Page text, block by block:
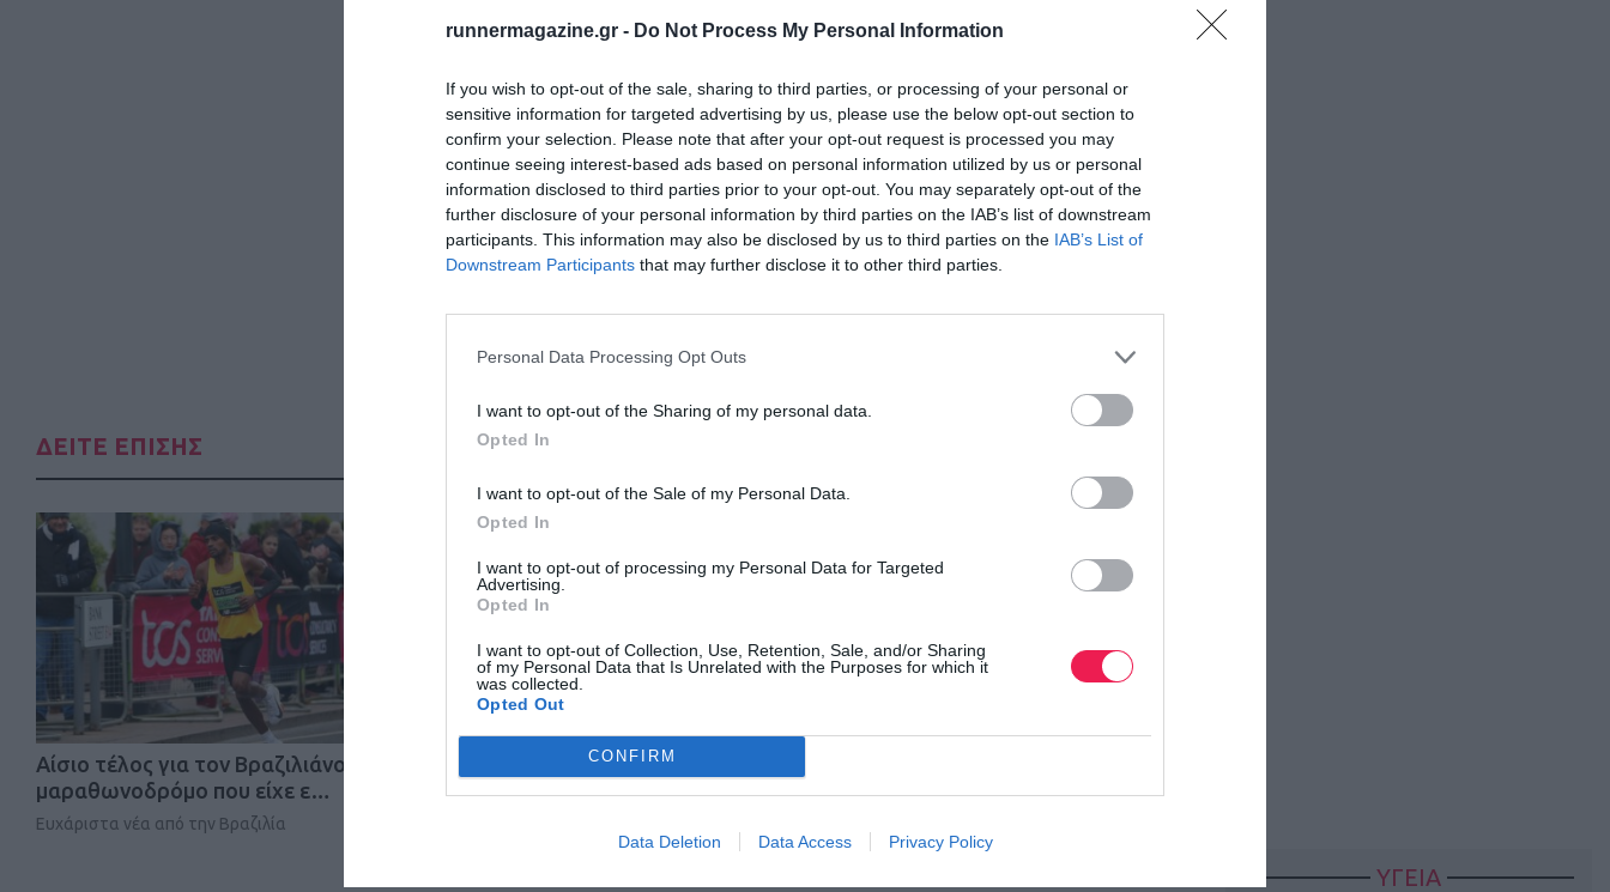
runnermagazine.gr - Do Not Process My Personal Information
If you wish to opt-out of the sale, sharing to third parties, or processing of your personal or
sensitive information for targeted advertising by us, please use the below opt-out section to
confirm your selection. Please note that after your opt-out request is processed you may
continue seeing interest-based ads based on personal information utilized by us or personal
information disclosed to third parties prior to your opt-out. You may separately opt-out of the
further disclosure of your personal information by third parties on the IAB’s list of downstream
participants. This information may also be disclosed by us to third parties on the IAB’s List of
Downstream Participants that may further disclose it to other third parties.
Personal Data Processing Opt Outs
I want to opt-out of the Sharing of my personal data.
Opted In
I want to opt-out of the Sale of my Personal Data.
Opted In
I want to opt-out of processing my Personal Data for Targeted
Advertising.
Opted In
I want to opt-out of Collection, Use, Retention, Sale, and/or Sharing
of my Personal Data that Is Unrelated with the Purposes for which it
was collected.
Opted Out
CONFIRM
Data Deletion Data Access Privacy Policy
ΔΕΙΤΕ ΕΠΙΣΗΣ
Αίσιο τέλος για τον Βραζιλιάνο
μαραθωνοδρόμο που είχε ε…
Ευχάριστα νέα από την Βραζιλία
Ξεκινά το Παγκόσμιο Πρωτάθλημα
Κ20 – Η ελληνική ο…
Lycabettus Run
ΥΓΕΙΑ